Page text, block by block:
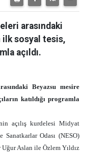
arasındaki
ilk sosyal tesis,
açıldı.
Beyazsu mesire
katıldığı programla
açılış kurdelesi Midyat
Odası (NESO)
Uğur Aslan ile Özlem Yıldız